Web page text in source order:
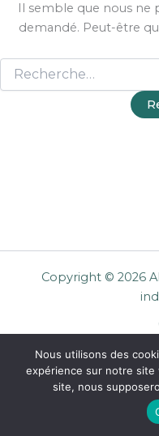
Il semble que nous ne
demandé. Peut-être
Copyright © 2026
Nous utilisons des
expérience sur notre site
site, nous